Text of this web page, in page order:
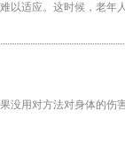
以适应。这时候，老年
没用对方法对身体的伤